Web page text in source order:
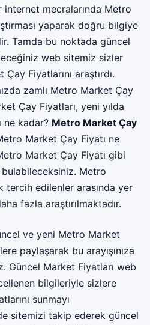
mecralarında Metro
yaparak doğru bilgiye
Tamda bu noktada güncel
web sitemiz sizler
Fiyatlarını araştırdı.
zamlı Metro Market Çay
Çay Fiyatları, yeni yılda
ne kadar? Metro Market Çay
Market Çay Fiyatı ne
Market Çay Fiyatı gibi
bulabileceksiniz. Metro
edilenler arasında yer
fazla araştırılmaktadır.
ve yeni Metro Market
paylaşarak bu arayışınıza
Güncel Market Fiyatları web
bilgileriyle sizlere
sunmayı
sitemizi takip ederek güncel